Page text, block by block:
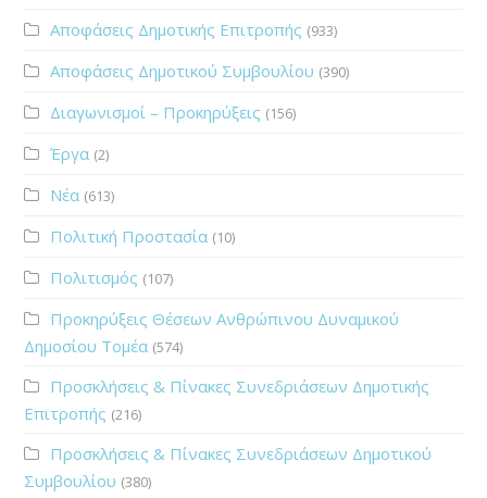
Αποφάσεις Δημοτικής Επιτροπής (933)
Αποφάσεις Δημοτικού Συμβουλίου (390)
Διαγωνισμοί – Προκηρύξεις (156)
Έργα (2)
Νέα (613)
Πολιτική Προστασία (10)
Πολιτισμός (107)
Προκηρύξεις Θέσεων Ανθρώπινου Δυναμικού
Δημοσίου Τομέα (574)
Προσκλήσεις & Πίνακες Συνεδριάσεων Δημοτικής
Επιτροπής (216)
Προσκλήσεις & Πίνακες Συνεδριάσεων Δημοτικού
Συμβουλίου (380)